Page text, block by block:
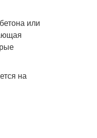
или
на